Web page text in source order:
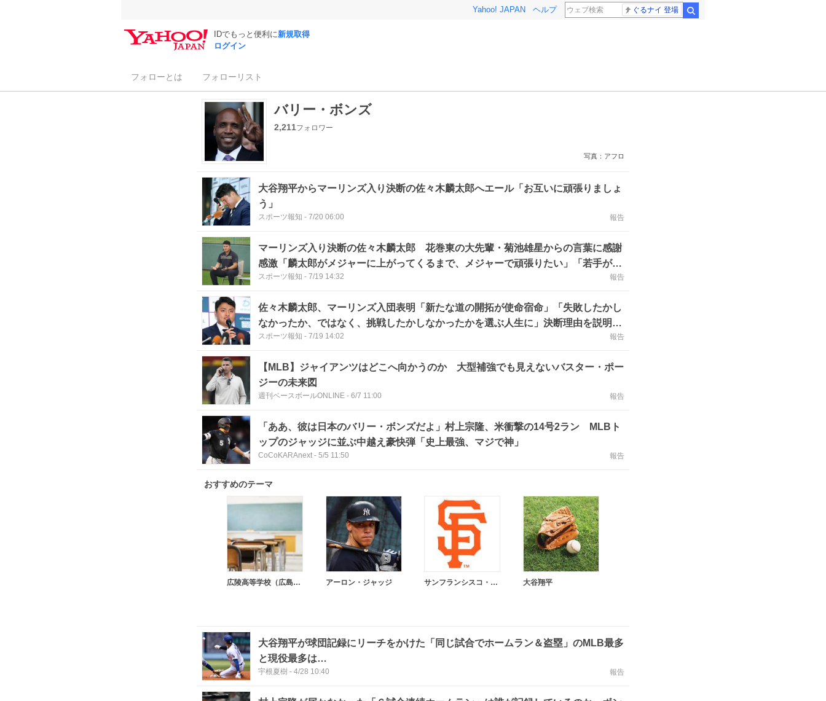
Yahoo! JAPAN ヘルプ ぐるナイ 登場
IDでもっと便利に新規取得
ログイン
フォローとは フォローリスト
バリー・ボンズ
2,211フォロワー
写真：アフロ
大谷翔平からマーリンズ入り決断の佐々木麟太郎へエール「お互いに頑張りましょ
う」
スポーツ報知 - 7/20 06:00 報告
マーリンズ入り決断の佐々木麟太郎 花巻東の大先輩・菊池雄星からの言葉に感謝
感激「麟太郎がメジャーに上がってくるまで、メジャーで頑張りたい」「若手が活
躍しやすい状況」
スポーツ報知 - 7/19 14:32 報告
佐々木麟太郎、マーリンズ入団表明「新たな道の開拓が使命宿命」「失敗したかし
なかったか、ではなく、挑戦したかしなかったかを選ぶ人生に」決断理由を説明…
ソフトバンクへの感謝で涙も
スポーツ報知 - 7/19 14:02 報告
【MLB】ジャイアンツはどこへ向かうのか 大型補強でも見えないバスター・ポー
ジーの未来図
週刊ベースボールONLINE - 6/7 11:00 報告
「ああ、彼は日本のバリー・ボンズだよ」村上宗隆、米衝撃の14号2ラン MLBト
ップのジャッジに並ぶ中越え豪快弾「史上最強、マジで神」
CoCoKARAnext - 5/5 11:50 報告
おすすめのテーマ
広陵高等学校（広島県） アーロン・ジャッジ サンフランシスコ・ジャイアンツ 大谷翔平
大谷翔平が球団記録にリーチをかけた「同じ試合でホームラン＆盗塁」のMLB最多
と現役最多は…
宇根夏樹 - 4/28 10:40 報告